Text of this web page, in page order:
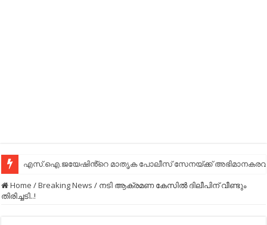
എസ്.ഐ.ജയേഷിൻ്റെ മാതൃക പോലീസ് സേനയ്ക്ക്
Home /Breaking News / നടി ആക്രമണ കേസില്‍ ദിലീപിന് വീണ്ടും
തിരിച്ചടി..!